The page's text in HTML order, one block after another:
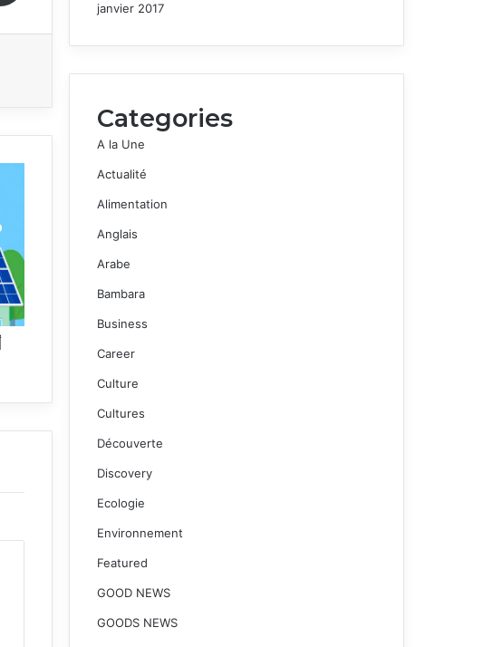
janvier 2017
Categories
A la Une
Actualité
Alimentation
Anglais
Arabe
Bambara
Business
Career
Culture
Cultures
Découverte
Discovery
Ecologie
Environnement
Featured
GOOD NEWS
GOODS NEWS